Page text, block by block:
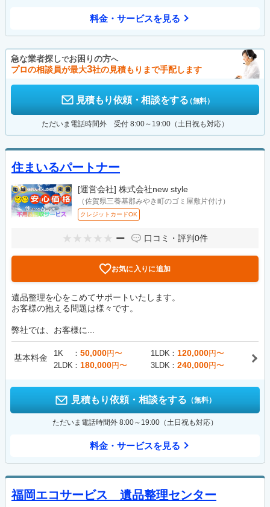
料金・サービスを見る
急な業者探しでお困りの方へ
プロの相談員が最大3社の見積もりまで手配します
見積もり依頼・相談をする（無料）
ただいま電話時間外 受付 8:00～19:00（土日祝も対応）
住まいるパートナー
[運営会社] 株式会社new style
（佐賀県三養基郡みやき町のゴミ屋敷片付け）
クレジットカードOK
ー 口コミ・評判0件
お気に入りに追加
遺品整理を心をこめてサポートいたします。
お客様の抱える問題は様々です。
弊社では、お客様に...
基本料金 1K 50,000円〜 1LDK 120,000円〜
2LDK
180,000円〜 3LDK 240,000円〜
見積もり依頼・相談をする （無料）
ただいま電話時間外 8:00～19:00（土日祝も対応）
料金・サービスを見る
福岡エコサービス 遺品整理センター